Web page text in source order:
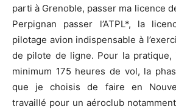
parti à Grenoble, passer ma licence
Perpignan passer l’ATPL*, la
pilotage avion indispensable à
de pilote de ligne. Pour la pratique,
minimum 175 heures de vol, la
que je choisis de faire en
travaillé pour un aéroclub